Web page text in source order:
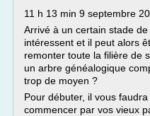
11 h 13 min 9 septembre
Arrivé à un certain stade
intéressent et il peut alors
remonter toute la filière de
un arbre généalogique
trop de moyen ?
Pour débuter, il vous
commencer par vos vieux